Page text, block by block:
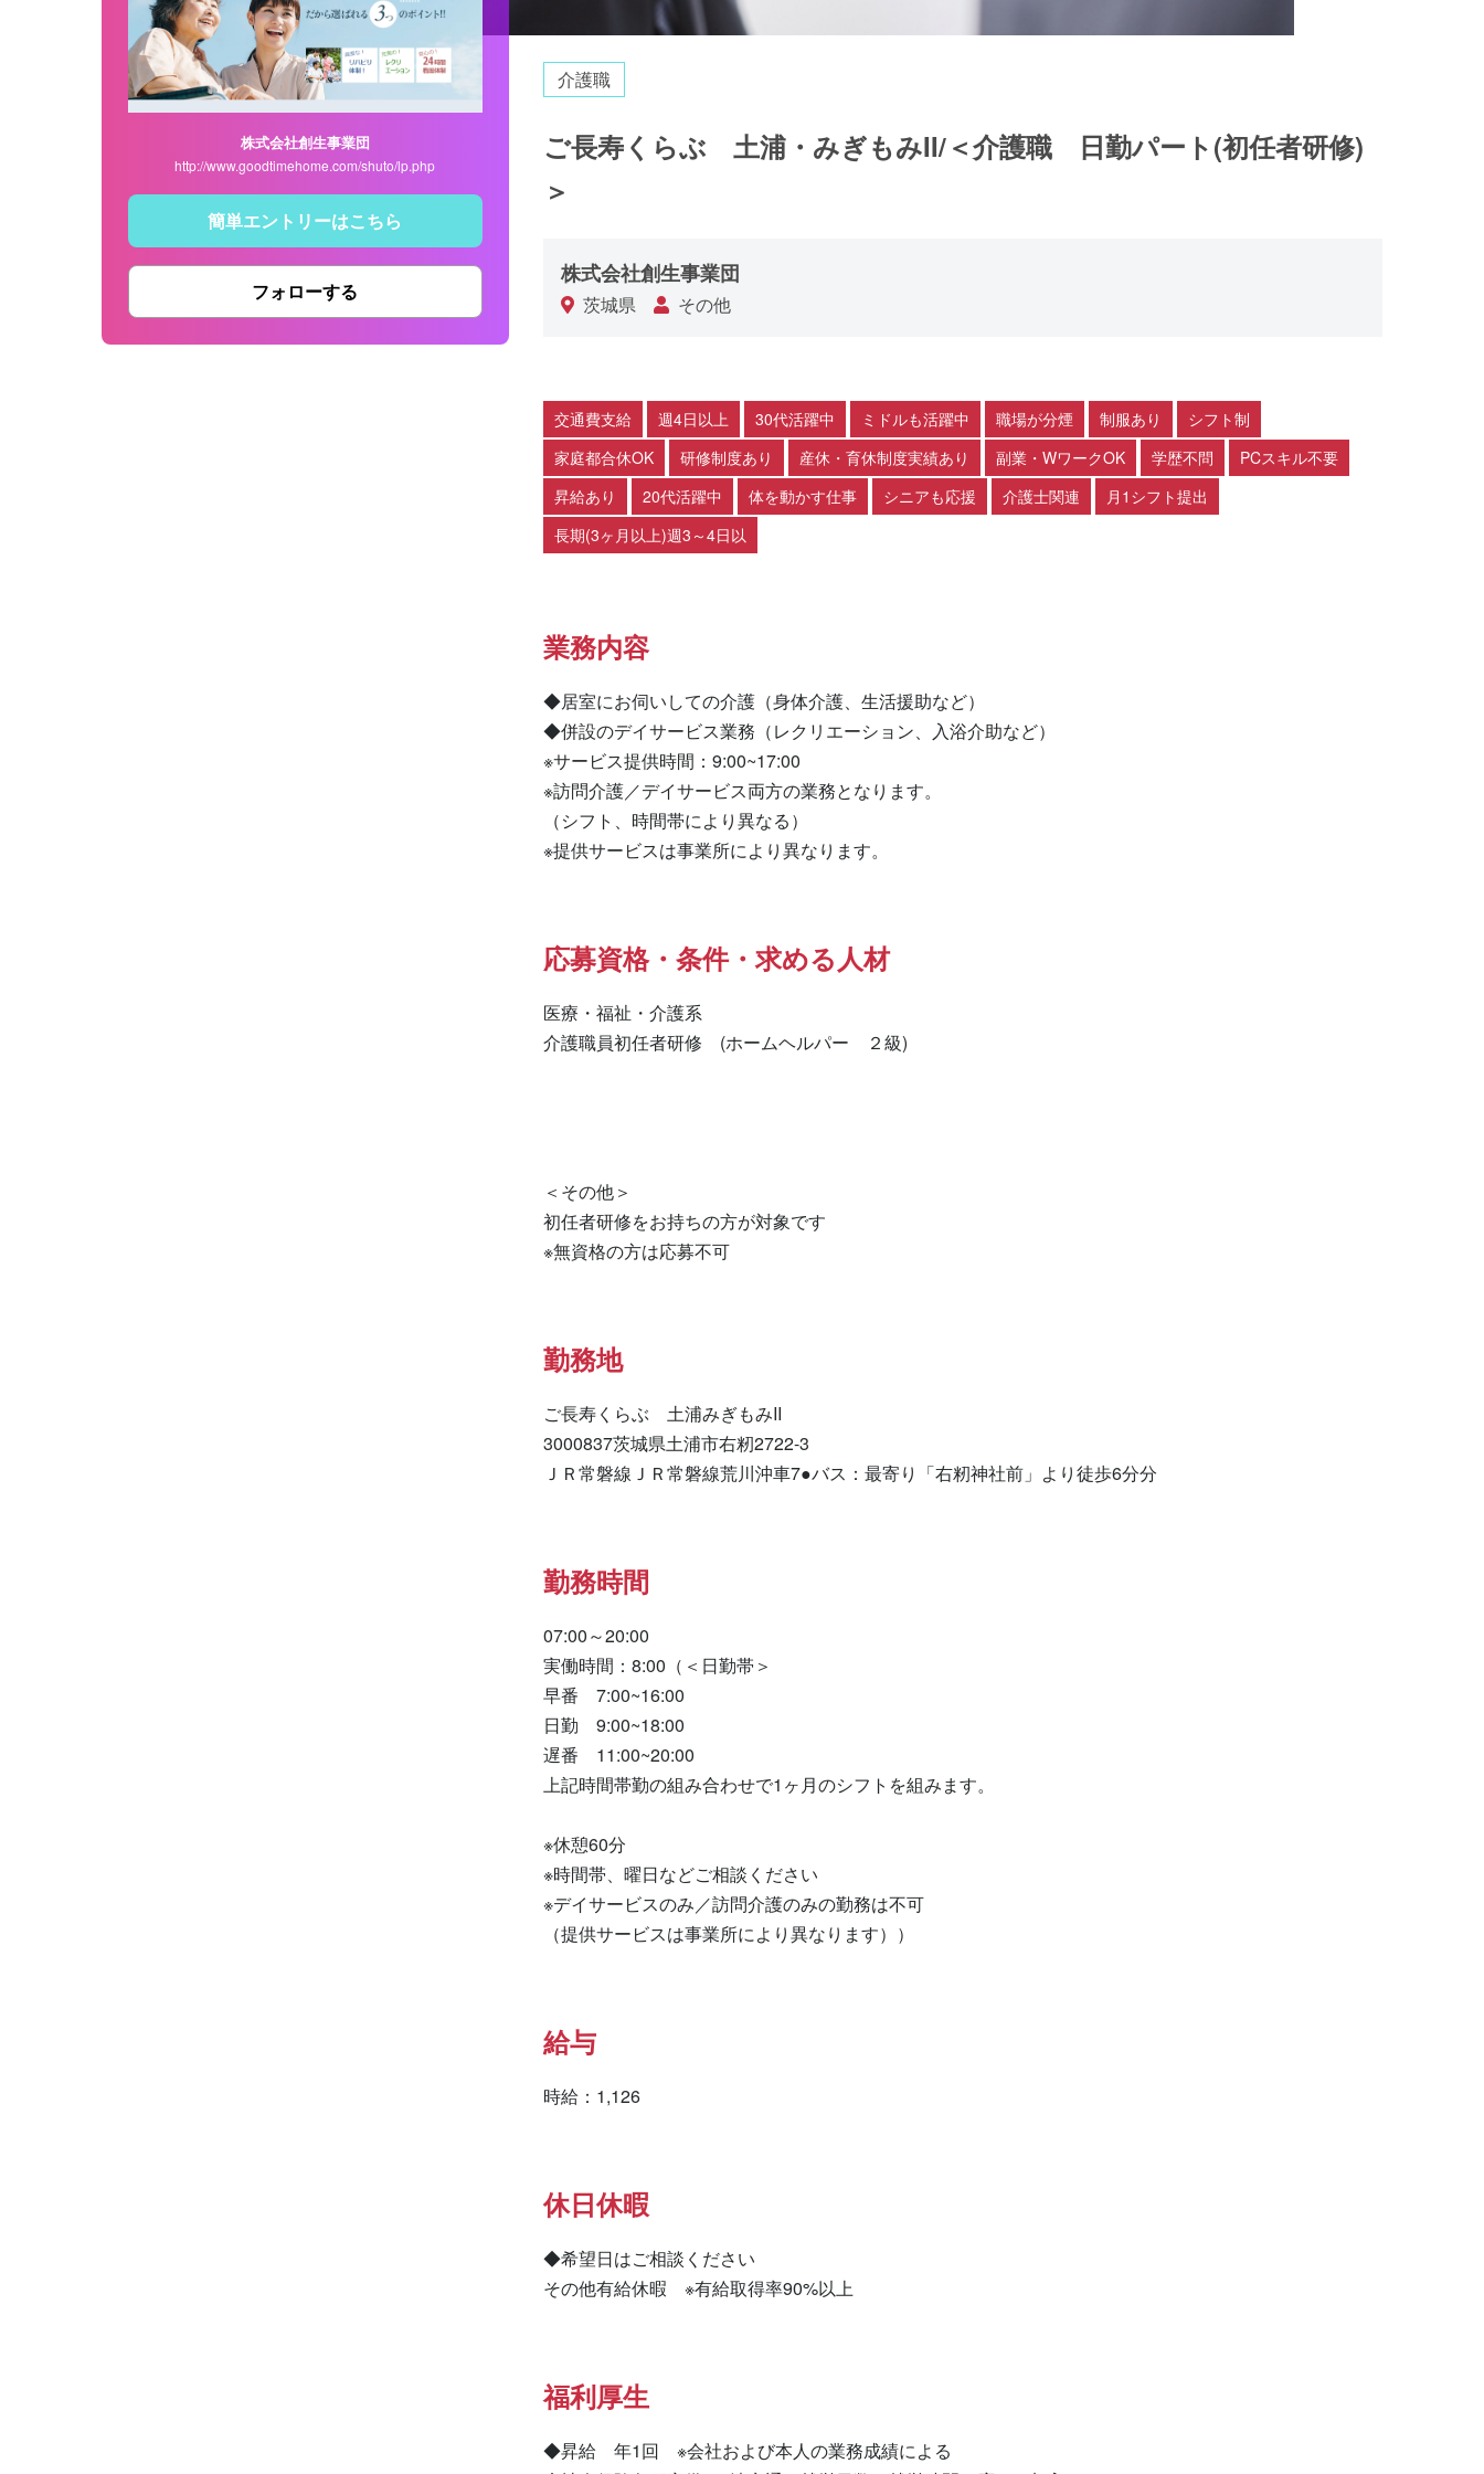
株式会社創生事業団
http://www.goodtimehome.com/shuto/lp.php
簡単エントリーはこちら
フォローする
介護職
ご長寿くらぶ 土浦・みぎもみII/＜介護職 日勤パート(初任者研修)
＞
株式会社創生事業団
茨城県 その他
交通費支給 週4日以上 30代活躍中 ミドルも活躍中 職場が分煙 制服あり
シフト制
家庭都合休OK
研修制度あり 産休・育休制度実績あり 副業・WワークOK 学歴不問
PCスキル不要
昇給あり
20代活躍中 体を動かす仕事 シニアも応援 介護士関連
月1シフト提出
長期(3ヶ月以上)週3～4日以
業務内容
◆居室にお伺いしての介護（身体介護、生活援助など）
◆併設のデイサービス業務（レクリエーション、入浴介助など）
※サービス提供時間：9:00~17:00
※訪問介護／デイサービス両方の業務となります。
（シフト、時間帯により異なる）
※提供サービスは事業所により異なります。
応募資格・条件・求める人材
医療・福祉・介護系
介護職員初任者研修　(ホームヘルパー　２級)
＜その他＞
初任者研修をお持ちの方が対象です
※無資格の方は応募不可
勤務地
ご長寿くらぶ　土浦みぎもみII
3000837茨城県土浦市右籾2722-3
ＪＲ常磐線ＪＲ常磐線荒川沖車7●バス：最寄り「右籾神社前」より徒歩6分分
勤務時間
07:00～20:00
実働時間：8:00（＜日勤帯＞
早番　7:00~16:00
日勤　9:00~18:00
遅番　11:00~20:00
上記時間帯勤の組み合わせで1ヶ月のシフトを組みます。
※休憩60分
※時間帯、曜日などご相談ください
※デイサービスのみ／訪問介護のみの勤務は不可
（提供サービスは事業所により異なります））
給与
時給：1,126
休日休暇
◆希望日はご相談ください
その他有給休暇　※有給取得率90%以上
福利厚生
◆昇給　年1回　※会社および本人の業務成績による